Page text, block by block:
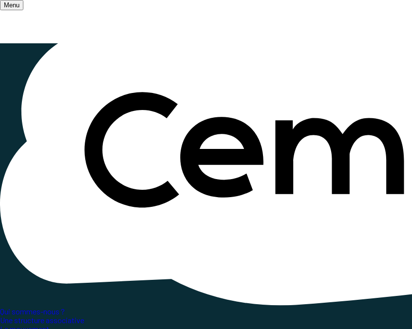
Menu
Qui sommes-nous ?
Une structure associative
Les fondements théoriques de l'Éducation Nouvelle : un héritage vivant
Lesfondements
l'Éducation Nouvelle : un
vivant